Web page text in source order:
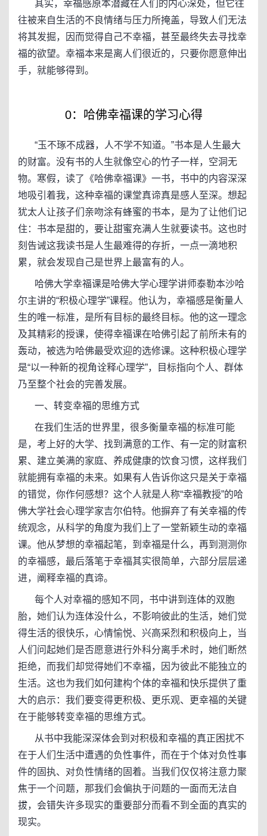
其实，幸福感原本潜藏在人们的内心深处，但它往
往被来自生活的不良情绪与压力所掩盖，导致人们无法
将其发掘，因而觉得自己不幸福，甚至最终失去寻找幸
福的欲望。幸福本来是离人们很近的，只要你愿意伸出
手，就能够得到。
0：哈佛幸福课的学习心得
“玉不琢不成器，人不学不知道。”书本是人生最大
的财富。没有书的人生就像空心的竹子一样，空洞无
物。寒假，读了《哈佛幸福课》一书，书中的内容深深
地吸引着我，这种幸福的课堂真谛真是感人至深。想起
犹太人让孩子们亲吻涂有蜂蜜的书本，是为了让他们记
住：书本是甜的，要让甜蜜充满人生就要读书。这也时
刻告诫这我读书是人生最难得的存折，一点一滴地积
累，就会发现自己是世界上最富有的人。
哈佛大学幸福课是哈佛大学心理学讲师泰勒本沙哈
尔主讲的“积极心理学”课程。他认为，幸福感是衡量人
生的唯一标准，是所有目标的最终目标。他的这一理念
及其精彩的授课，使得幸福课在哈佛引起了前所未有的
轰动，被选为哈佛最受欢迎的选修课。这种积极心理学
是“以一种新的视角诠释心理学”，目标指向个人、群体
乃至整个社会的完善发展。
一、转变幸福的思维方式
在我们生活的世界里，很多衡量幸福的标准可能
是，考上好的大学、找到满意的工作、有一定的财富积
累、建立美满的家庭、养成健康的饮食习惯，这样我们
就能拥有幸福的未来。如果有人告诉你这只是关于幸福
的错觉，你作何感想？这个人就是人称“幸福教授”的哈
佛大学社会心理学家吉尔伯特。他摒弃了有关幸福的传
统观念，从科学的角度为我们上了一堂新颖生动的幸福
课。他从梦想的幸福起笔，到幸福是什么，再到测测你
的幸福感，最后落笔于幸福其实很简单，六部分层层递
进，阐释幸福的真谛。
每个人对幸福的感知不同，书中讲到连体的双胞
胎，她们认为连体没什么，不影响彼此的生活，她们觉
得生活的很快乐，心情愉悦、兴高采烈和积极向上，当
人们问起她们是否愿意进行外科分离手术时，她们断然
拒绝，而我们却觉得她们不幸福，因为彼此不能独立的
生活。这也为我们如何建构个体的幸福和快乐提供了重
大的启示：我们要变得更积极、更乐观、更幸福的关键
在于能够转变幸福的思维方式。
从书中我能深深体会到对积极和幸福的真正困扰不
在于人们生活中遭遇的负性事件，而在于个体对负性事
件的固执、对负性情绪的固着。当我们仅仅将注意力聚
焦于一个问题，那我们会偏执于问题的一面而无法自
拔，会错失许多现实的重要部分而看不到全面的真实的
现实。